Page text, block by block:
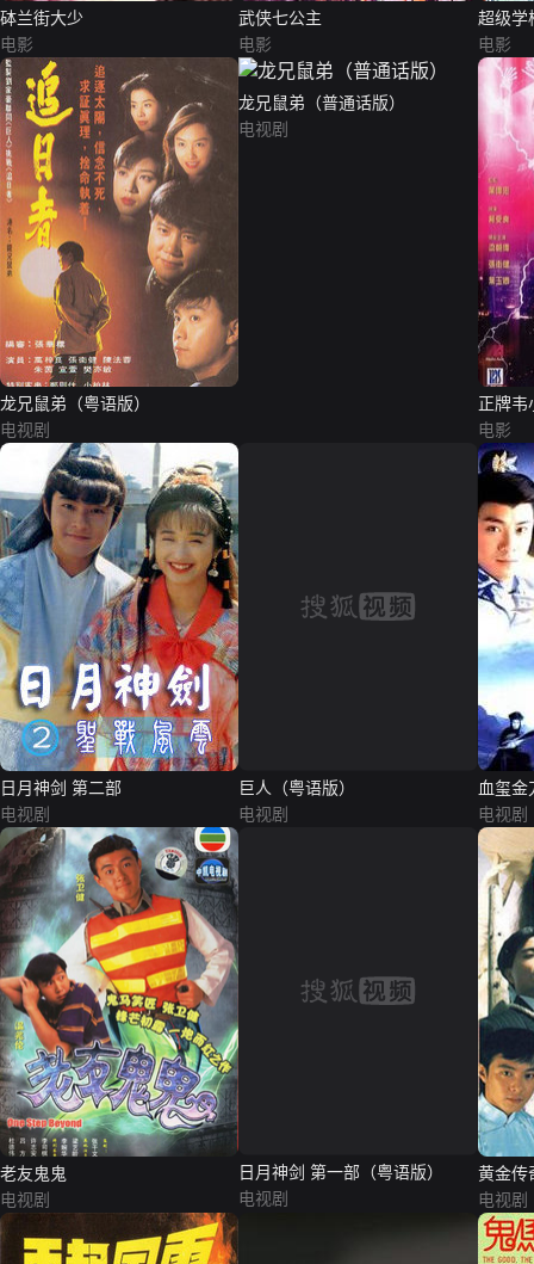
砵兰街大少
电影
武侠七公主
电影
超级学
电影
龙兄鼠弟（粤语版）
电视剧
龙兄鼠弟（普通话版）
电视剧
正牌韦
版）
电影
日月神剑 第二部
电视剧
巨人（粤语版）
电视剧
血玺金
电视剧
老友鬼鬼
电视剧
日月神剑 第一部（粤语版）
电视剧
黄金传
电视剧